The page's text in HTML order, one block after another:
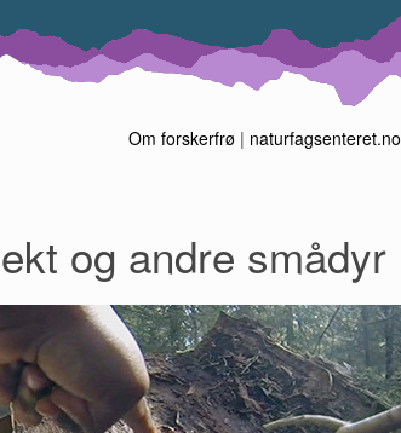
Om forskerfrø | naturfagsenteret.no
og andre smådyr